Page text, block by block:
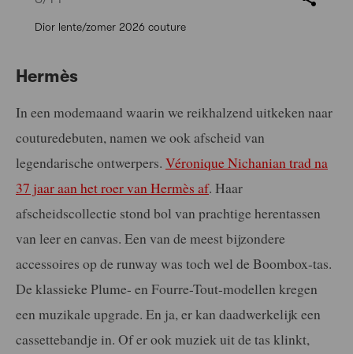
Dior lente/zomer 2026 couture
Hermès
In een modemaand waarin we reikhalzend uitkeken naar
couturedebuten, namen we ook afscheid van
legendarische ontwerpers. Véronique Nichanian trad na
37 jaar aan het roer van Hermès af. Haar
afscheidscollectie stond bol van prachtige herentassen
van leer en canvas. Een van de meest bijzondere
accessoires op de runway was toch wel de Boombox-tas.
De klassieke Plume- en Fourre-Tout-modellen kregen
een muzikale upgrade. En ja, er kan daadwerkelijk een
cassettebandje in. Of er ook muziek uit de tas klinkt,